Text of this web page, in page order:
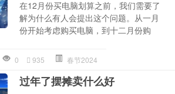
在12月份买电脑划算之前，我们需要了
解为什么有人会提出这个问题。从一月
份开始考虑购买电脑，到十二月份购
0 935 春节2024
过年了摆摊卖什么好